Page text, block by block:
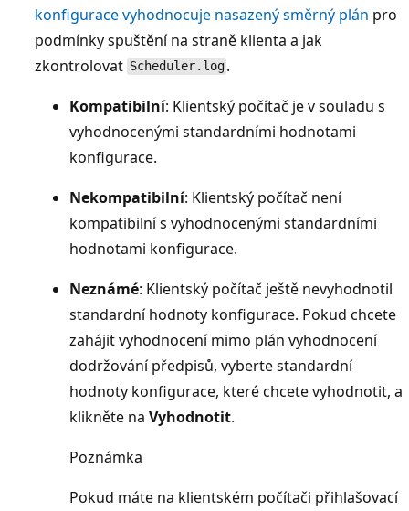
konfigurace vyhodnocuje nasazený směrný plán pro
podmínky spuštění na straně klienta a jak
zkontrolovat Scheduler.log .
Kompatibilní: Klientský počítač je v souladu s
vyhodnocenými standardními hodnotami
konfigurace.
Nekompatibilní: Klientský počítač není
kompatibilní s vyhodnocenými standardními
hodnotami konfigurace.
Neznámé: Klientský počítač ještě nevyhodnotil
standardní hodnoty konfigurace. Pokud chcete
zahájit vyhodnocení mimo plán vyhodnocení
dodržování předpisů, vyberte standardní
hodnoty konfigurace, které chcete vyhodnotit, a
klikněte na Vyhodnotit.
Poznámka
Pokud máte na klientském počítači přihlašovací